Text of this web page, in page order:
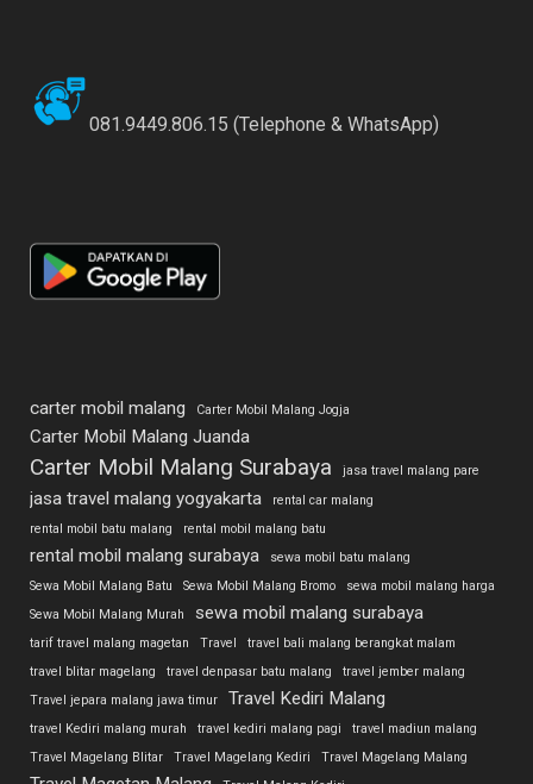
081.9449.806.15 (Telephone & WhatsApp)
carter mobil malang Carter Mobil Malang Jogja
Carter Mobil Malang Juanda
Carter Mobil Malang Surabaya jasa travel malang pare
jasa travel malang yogyakarta
rental car malang
rental mobil batu malang
rental mobil malang batu
rental mobil malang surabaya
sewa mobil batu malang
Sewa Mobil Malang Batu
Sewa Mobil Malang Bromo
sewa mobil malang harga
Sewa Mobil Malang Murah
sewa mobil malang surabaya
tarif travel malang magetan Travel
travel bali malang berangkat malam
travel blitar magelang
travel denpasar batu malang
travel jember malang
Travel jepara malang jawa timur
Travel Kediri Malang
travel Kediri malang murah travel kediri malang pagi
travel madiun malang
Travel Magelang Blitar
Travel Magelang Kediri Travel Magelang Malang